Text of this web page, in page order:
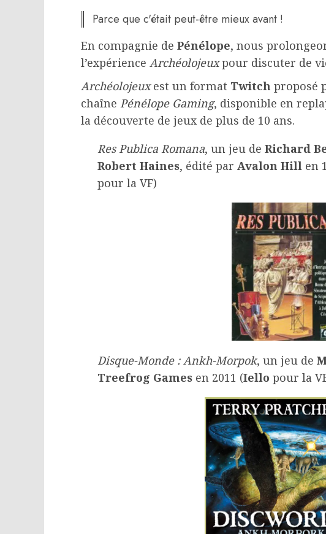
Parce que c'était peut-être mieux avant !
En compagnie de Pénélope, nous
l’expérience Archéolojeuxpour discuter de
Archéolojeuxest un format Twitch proposé
chaîne Pénélope Gaming, disponible en
la découverte de jeux de plus de 10 ans.
Res Publica Romana, un jeu de Richard
Robert Haines, édité par Avalon Hill en
pour la VF)
Disque-Monde : Ankh-Morpok, un jeu de
Treefrog Games en 2011 (Iello pour la